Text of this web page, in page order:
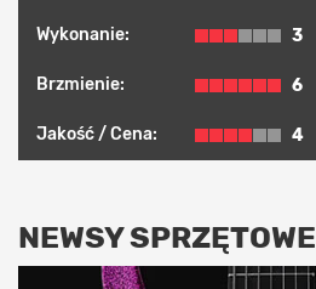
Wykonanie: 3
Brzmienie: 6
Jakość / Cena: 4
NEWSY SPRZĘTOWE